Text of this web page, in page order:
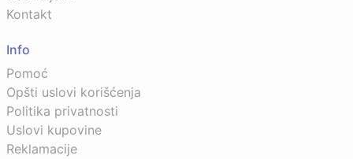
Kontakt
Info
Pomoć
Opšti uslovi korišćenja
Politika privatnosti
Uslovi kupovine
Reklamacije